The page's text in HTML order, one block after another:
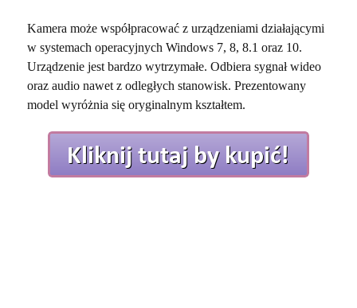
Kamera może współpracować z urządzeniami działającymi
w systemach operacyjnych Windows 7, 8, 8.1 oraz 10.
Urządzenie jest bardzo wytrzymałe. Odbiera sygnał wideo
oraz audio nawet z odległych stanowisk. Prezentowany
model wyróżnia się oryginalnym kształtem.